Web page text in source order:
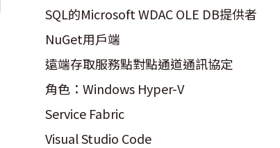
SQL的Microsoft WDAC OLE DB提供者
NuGet用戶端
遠端存取服務點對點通道通訊協定
角色：Windows Hyper-V
Service Fabric
Visual Studio Code